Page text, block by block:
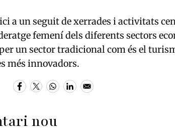
a un seguit de xerrades i activitats
femení dels diferents sectors
un sector tradicional com és el
més innovadors.
nou